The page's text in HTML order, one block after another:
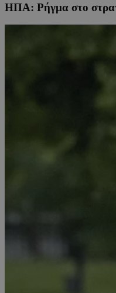
ΗΠΑ: Ρήγμα στο